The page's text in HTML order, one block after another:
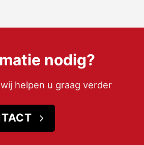
nodig?
helpen u graag verder